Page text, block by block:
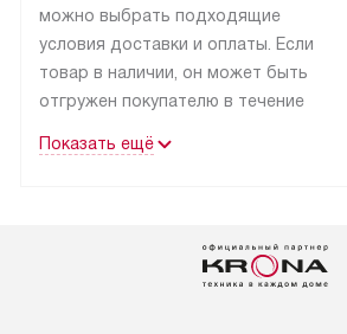
можно выбрать подходящие
условия доставки и оплаты. Если
товар в наличии, он может быть
отгружен покупателю в течение
оплачивается дополнительно.
Возможна доставка товаров
Показать ещё